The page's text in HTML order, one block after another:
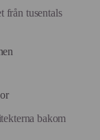
från tusentals
bakom